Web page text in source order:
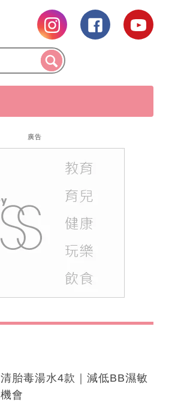
廣告
清胎毒湯水4款｜減低BB濕敏
機會